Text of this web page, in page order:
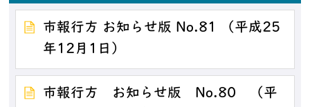
市報行方 お知らせ版 No.81 （平成25
年12月1日）
市報行方 お知らせ版 No.80 （平